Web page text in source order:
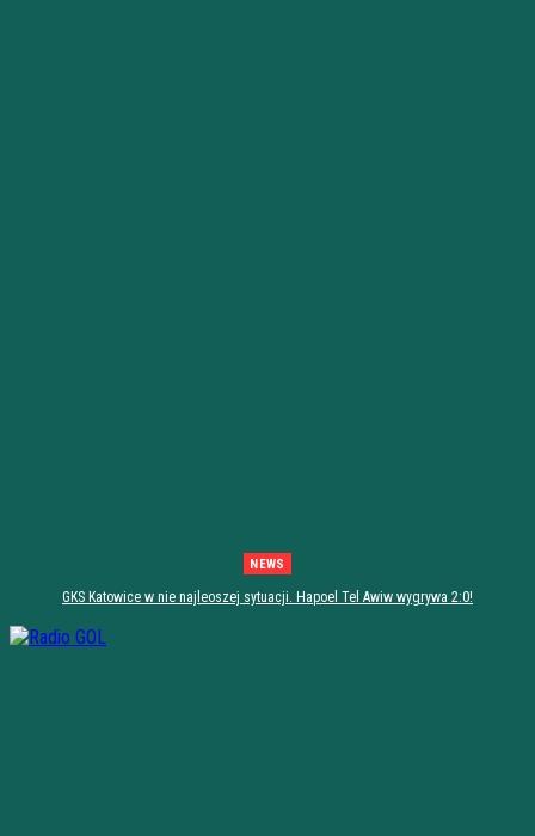
NEWS
GKS Katowice w nie najleoszej sytuacji. Hapoel Tel Awiw wygrywa 2:0!